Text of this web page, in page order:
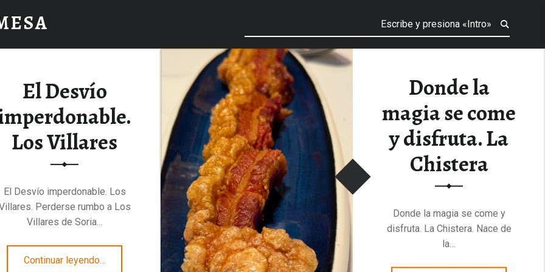
El Desvío
Los Villares
El Desvío imperdonable. Los
Perderse rumbo a Los
Villares de Soria…
Continuar leyendo…
Donde la
magia se come
y disfruta. La
Chistera
Donde la magia se come y
disfruta. La Chistera. Nace de
la…